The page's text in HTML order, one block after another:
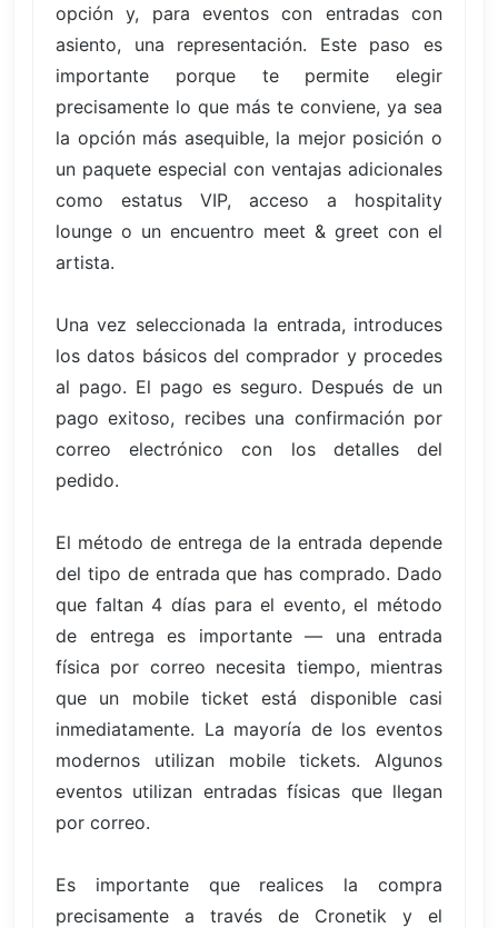
opción y, para eventos con entradas con
asiento, una representación. Este paso es
importante porque te permite elegir
precisamente lo que más te conviene, ya sea
la opción más asequible, la mejor posición o
un paquete especial con ventajas adicionales
como estatus VIP, acceso a hospitality
lounge o un encuentro meet & greet con el
artista.
Una vez seleccionada la entrada, introduces
los datos básicos del comprador y procedes
al pago. El pago es seguro. Después de un
pago exitoso, recibes una confirmación por
correo electrónico con los detalles del
pedido.
El método de entrega de la entrada depende
del tipo de entrada que has comprado. Dado
que faltan 4 días para el evento, el método
de entrega es importante — una entrada
física por correo necesita tiempo, mientras
que un mobile ticket está disponible casi
inmediatamente. La mayoría de los eventos
modernos utilizan mobile tickets. Algunos
eventos utilizan entradas físicas que llegan
por correo.
Es importante que realices la compra
precisamente a través de Cronetik y el